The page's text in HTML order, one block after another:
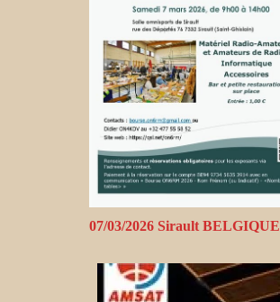
07/03/2026 Sirault BELGIQUE